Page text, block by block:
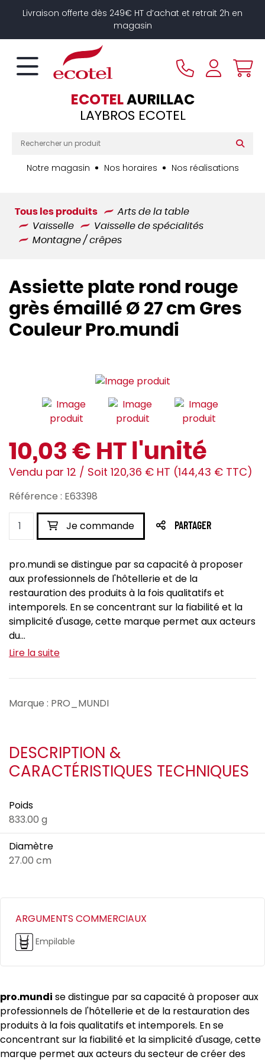
Livraison offerte dès 249€ HT d’achat et retrait 2h en
magasin
ECOTELAURILLAC
LAYBROS ECOTEL
Notre magasin Nos horaires Nos réalisations
Tous les produits
Arts de la table
Vaisselle
Vaisselle de spécialités
Montagne / crêpes
Assiette plate rond rouge
grès émaillé Ø 27 cm Gres
Couleur Pro.mundi
10,03 € HT l'unité
Vendu par 12 / Soit 120,36 € HT (144,43 € TTC)
Référence : E63398
Je commande PARTAGER
pro.mundi se distingue par sa capacité à proposer
aux professionnels de l'hôtellerie et de la
restauration des produits à la fois qualitatifs et
intemporels. En se concentrant sur la fiabilité et la
simplicité d'usage, cette marque permet aux acteurs
du...
Lire la suite
Marque : PRO_MUNDI
DESCRIPTION &
CARACTÉRISTIQUES TECHNIQUES
Poids
833.00 g
Diamètre
27.00 cm
ARGUMENTS COMMERCIAUX
Empilable
pro.mundi se distingue par sa capacité à proposer aux
professionnels de l'hôtellerie et de la restauration des
produits à la fois qualitatifs et intemporels. En se
concentrant sur la fiabilité et la simplicité d'usage, cette
marque permet aux acteurs du secteur de créer des
Panneau de gestion des cookies